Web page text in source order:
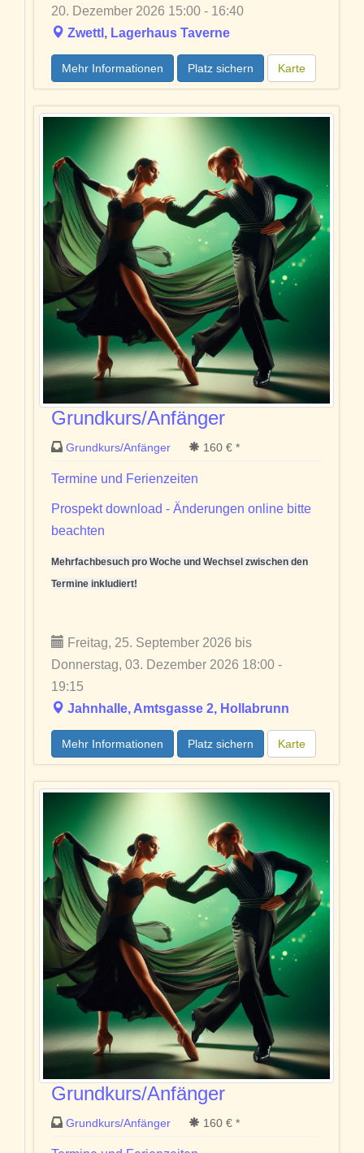
20. Dezember 2026 15:00 - 16:40
Zwettl, Lagerhaus Taverne
Mehr Informationen Platz sichern Karte
Grundkurs/Anfänger
Grundkurs/Anfänger 160 € *
Termine und Ferienzeiten
Prospekt download - Änderungen online bitte
beachten
Mehrfachbesuch pro Woche und Wechsel zwischen den
Termine inkludiert!
Freitag, 25. September 2026 bis
Donnerstag, 03. Dezember 2026 18:00 -
19:15
Jahnhalle, Amtsgasse 2, Hollabrunn
Mehr Informationen Platz sichern Karte
Grundkurs/Anfänger
Grundkurs/Anfänger 160 € *